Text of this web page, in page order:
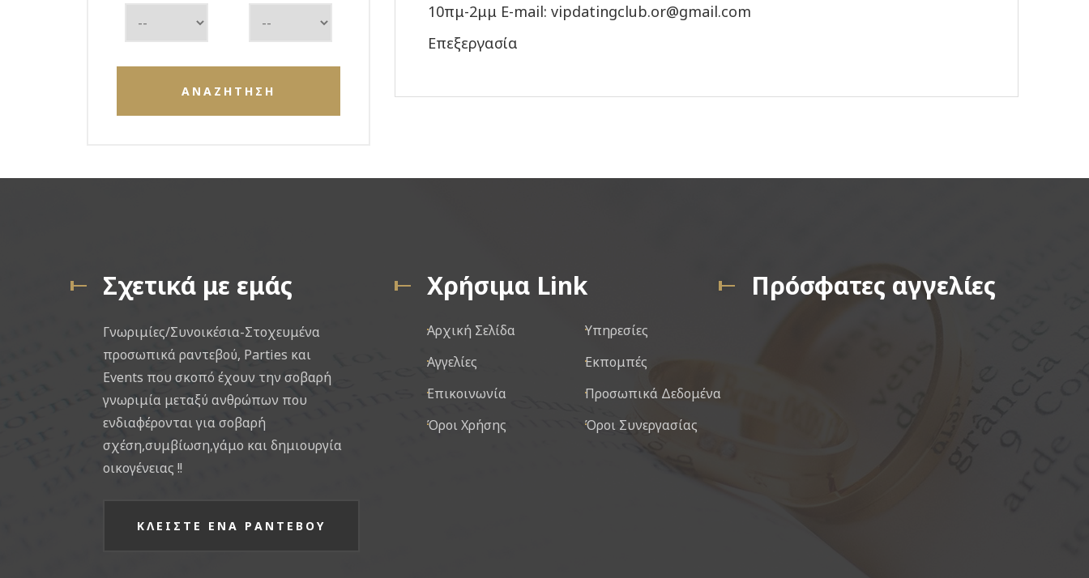
ΑΝΑΖΗΤΗΣΗ
10πμ-2μμ E-mail: vipdatingclub.or@gmail.com
Επεξεργασία
Σχετικά με εμάς
Γνωριμίες/Συνοικέσια-Στοχευμένα
προσωπικά ραντεβού, Parties και
Events που σκοπό έχουν την σοβαρή
γνωριμία μεταξύ ανθρώπων που
ενδιαφέρονται για σοβαρή
σχέση,συμβίωση,γάμο και δημιουργία
οικογένειας !!
ΚΛΕΙΣΤΕ ΕΝΑ ΡΑΝΤΕΒΟΥ
Χρήσιμα Link
Αρχική Σελίδα
Υπηρεσίες
Αγγελίες
Εκπομπές
Επικοινωνία
Προσωπικά Δεδομένα
Όροι Χρήσης
Όροι Συνεργασίας
Πρόσφατες αγγελίες